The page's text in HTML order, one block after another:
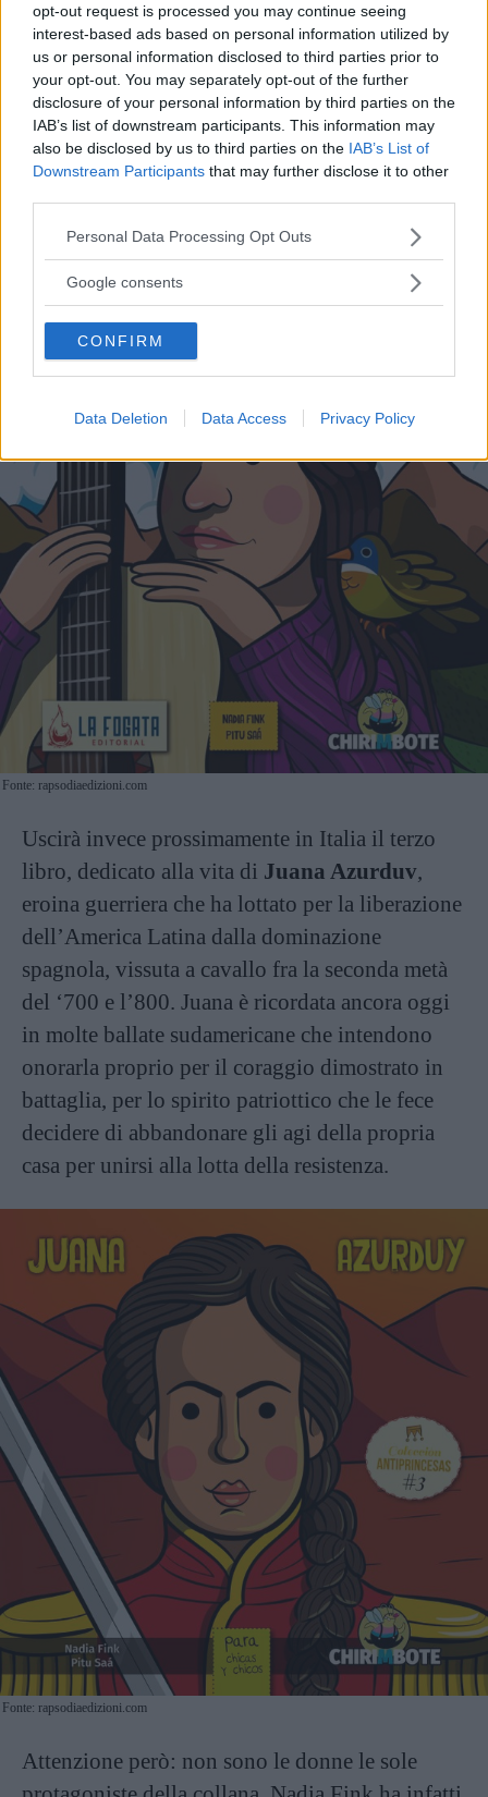
opt-out request is processed you may continue seeing
interest-based ads based on personal information utilized by
us or personal information disclosed to third parties prior to
your opt-out. You may separately opt-out of the further
disclosure of your personal information by third parties on the
IAB’s list of downstream participants. This information may
also be disclosed by us to third parties on the IAB’s List of
Downstream Participants that may further disclose it to other
Please note that this website/app uses one or more Google
not limited to your visit or usage behaviour. You may click to
use your data for below specified purposes in below Google
consent section.
Personal Data Processing Opt Outs
Google consents
CONFIRM
Data Deletion Data Access Privacy Policy
una delle prime donne viaggiatrici, il cui scopo
era raccogliere la tradizione delle antiche
canzoni popolari affinché non andassero
perdute. Stando a contatto con gli anziani
abitanti dei luoghi che visitava, Violeta imparò
a suonare diversi strumenti musicali, a riciclare
oggetti, a fare vestiti in lana di alpaca e a
dipingere quadri e murales.
Fonte: rapsodiaedizioni.com
Uscirà invece prossimamente in Italia il terzo
libro, dedicato alla vita di Juana Azurduv,
eroina guerriera che ha lottato per la liberazione
dell’America Latina dalla dominazione
spagnola, vissuta a cavallo fra la seconda metà
del ‘700 e l’800. Juana è ricordata ancora oggi
in molte ballate sudamericane che intendono
onorarla proprio per il coraggio dimostrato in
battaglia, per lo spirito patriottico che le fece
decidere di abbandonare gli agi della propria
casa per unirsi alla lotta della resistenza.
Fonte: rapsodiaedizioni.com
Attenzione però: non sono le donne le sole